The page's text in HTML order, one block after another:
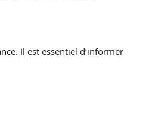
Il est essentiel d’informer